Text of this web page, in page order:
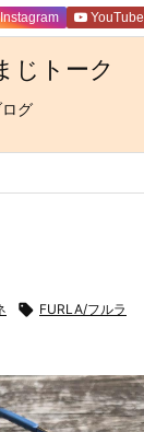
じトーク
グ
Instagram YouTube
 FURLA/フルラ